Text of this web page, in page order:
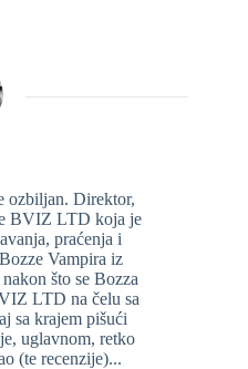
ozbiljan. Direktor,
BVIZ LTD koja je
praćenja i
Vampira iz
što se Bozza
LTD na čelu sa
sa krajem pišući
uglavnom, retko
(te recenzije)...